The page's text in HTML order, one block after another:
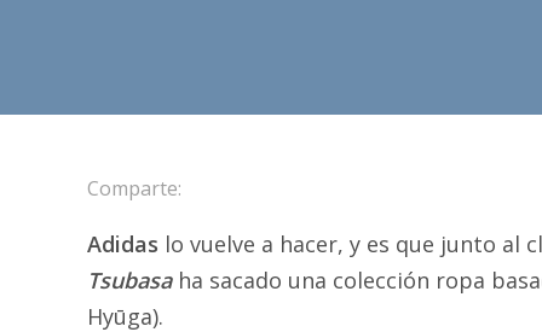
Comparte:
Adidas lo vuelve a hacer, y es que junto al
Tsubasaha sacado una colección ropa
Hyūga).